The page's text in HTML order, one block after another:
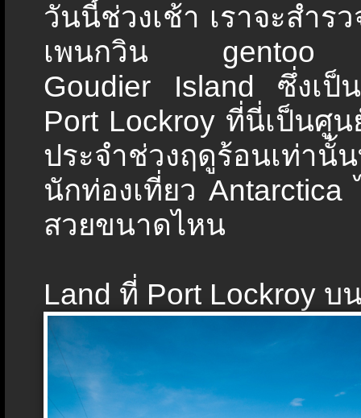
วันนี้ช่วงเช้า เราจะสำร
เพนกวิน gentoo
Goudier Island ซึ่งเป็
Port Lockroy ที่นี่เป็นศู
ประจำช่วงฤดูร้อนเท่านั้
นักท่องเที่ยว
สวยขนาดไหน
Land ที่ Port Lockroy บ